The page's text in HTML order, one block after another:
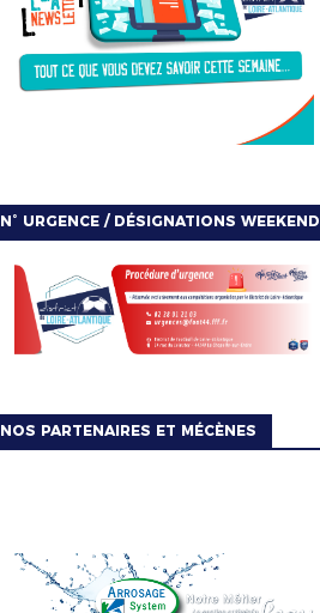
N° URGENCE / DÉSIGNATIONS WEEKEND
NOS PARTENAIRES ET MÉCÈNES